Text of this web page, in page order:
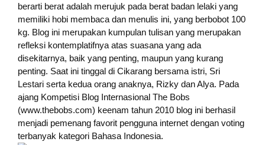
berarti berat adalah merujuk pada berat badan lelaki yang
memiliki hobi membaca dan menulis ini, yang berbobot 100
kg. Blog ini merupakan kumpulan tulisan yang merupakan
refleksi kontemplatifnya atas suasana yang ada
disekitarnya, baik yang penting, maupun yang kurang
penting. Saat ini tinggal di Cikarang bersama istri, Sri
Lestari serta kedua orang anaknya, Rizky dan Alya. Pada
ajang Kompetisi Blog Internasional The Bobs
(www.thebobs.com) keenam tahun 2010 blog ini berhasil
menjadi pemenang favorit pengguna internet dengan voting
terbanyak kategori Bahasa Indonesia.